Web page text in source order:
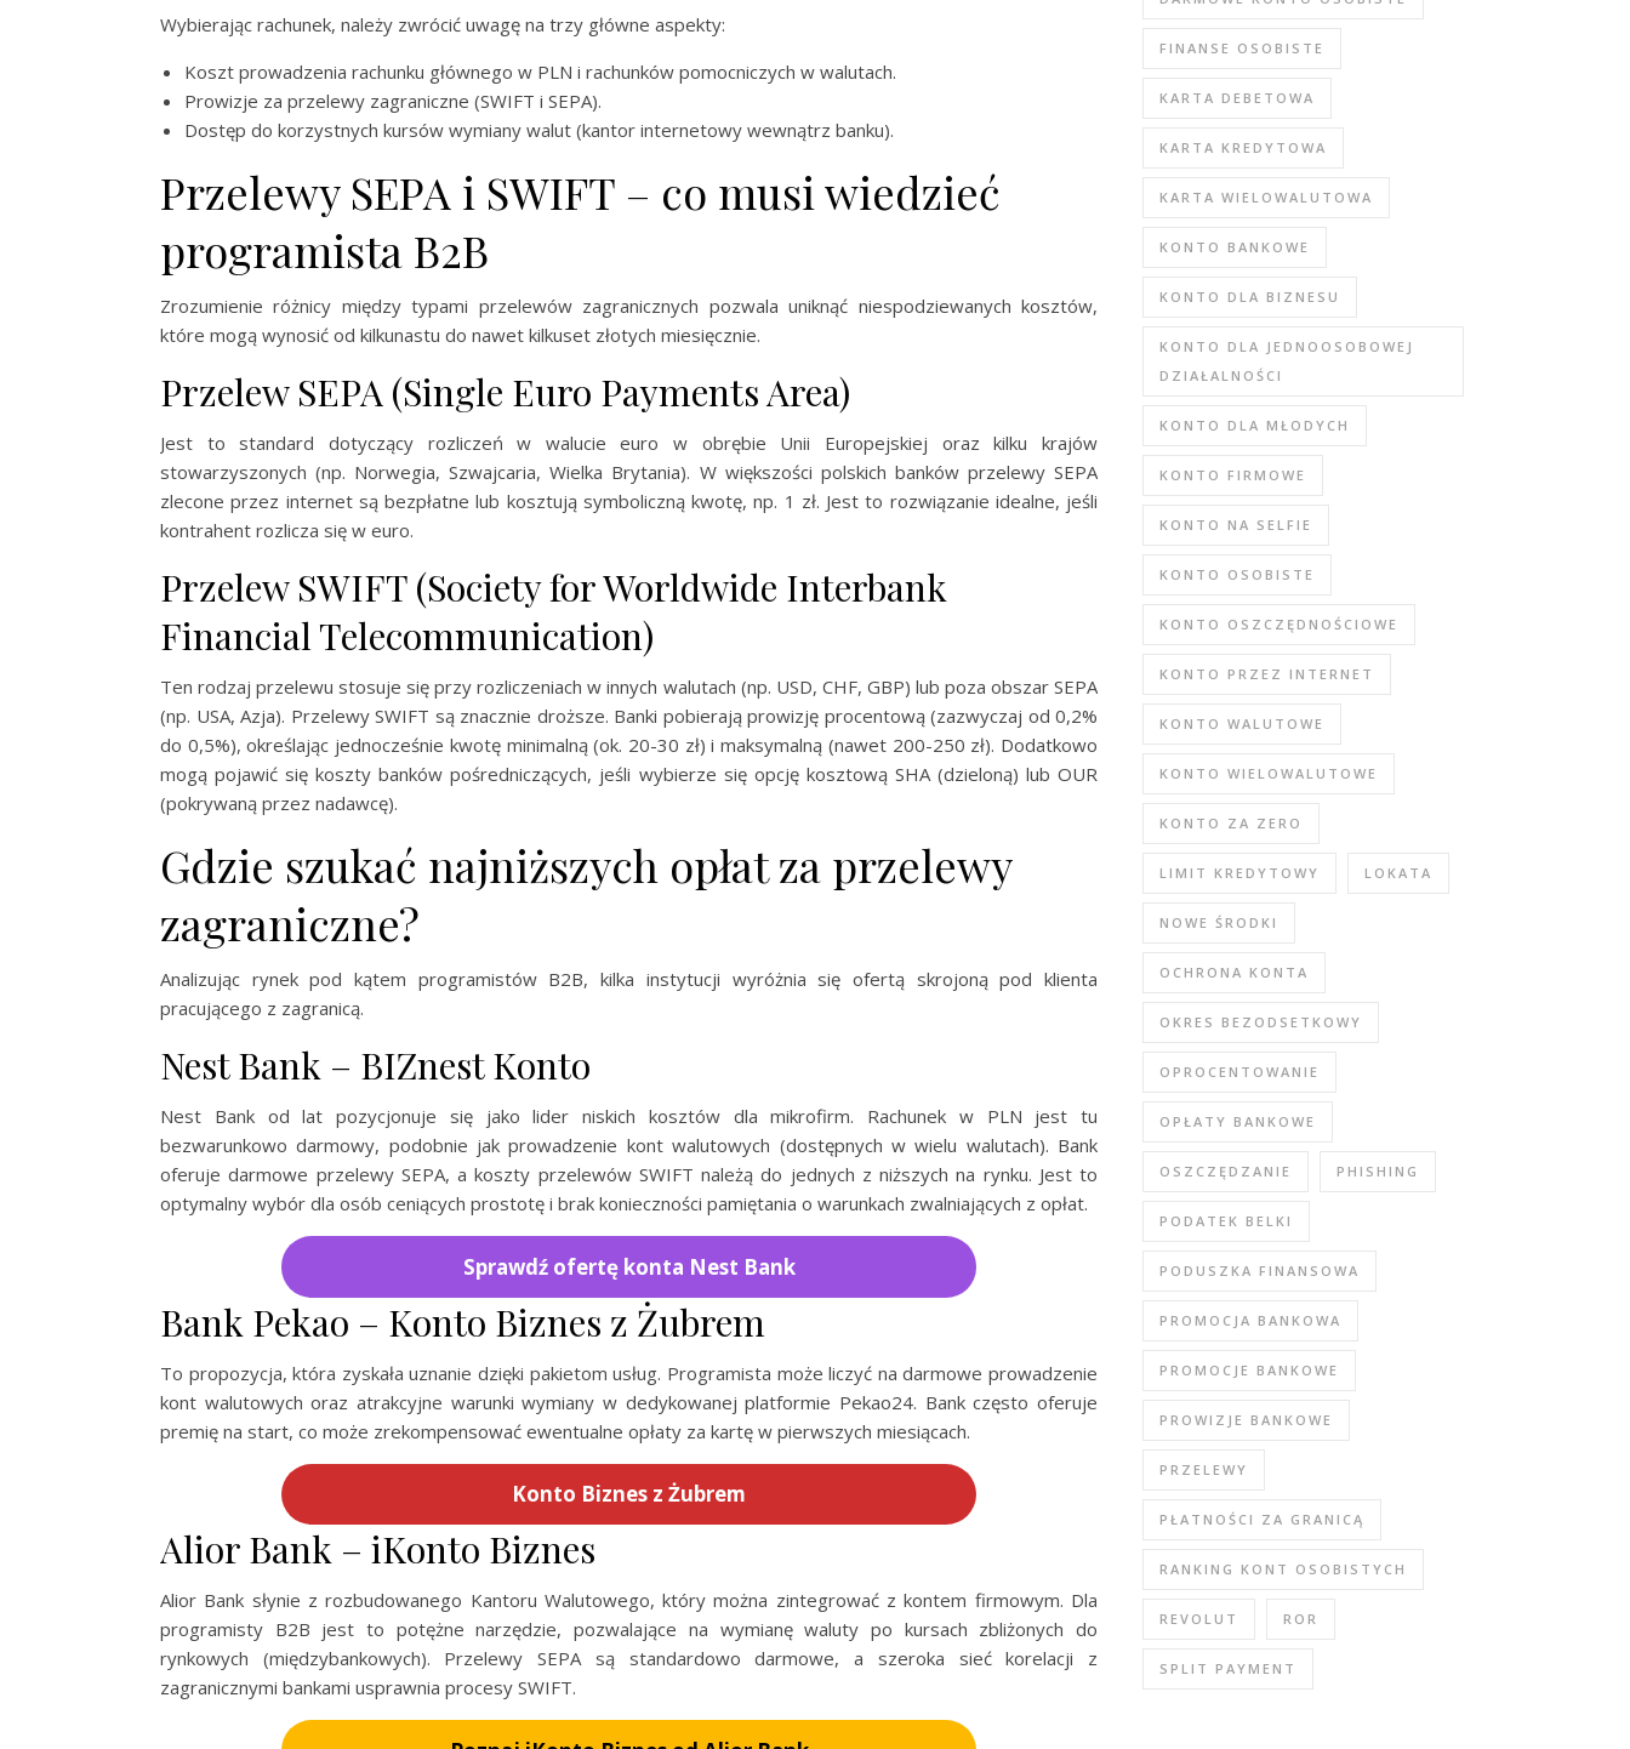
Wybierając rachunek, należy zwrócić uwagę na trzy główne aspekty:
Koszt prowadzenia rachunku głównego w PLN i rachunków pomocniczych w walutach.
Prowizje za przelewy zagraniczne (SWIFT i SEPA).
Dostęp do korzystnych kursów wymiany walut (kantor internetowy wewnątrz banku).
Przelewy SEPA i SWIFT – co musi wiedzieć
programista B2B
Zrozumienie różnicy między typami przelewów zagranicznych pozwala uniknąć niespodziewanych kosztów,
które mogą wynosić od kilkunastu do nawet kilkuset złotych miesięcznie.
Przelew SEPA (Single Euro Payments Area)
Jest to standard dotyczący rozliczeń w walucie euro w obrębie Unii Europejskiej oraz kilku krajów
stowarzyszonych (np. Norwegia, Szwajcaria, Wielka Brytania). W większości polskich banków przelewy SEPA
zlecone przez internet są bezpłatne lub kosztują symboliczną kwotę, np. 1 zł. Jest to rozwiązanie idealne, jeśli
kontrahent rozlicza się w euro.
Przelew SWIFT (Society for Worldwide Interbank
Financial Telecommunication)
Ten rodzaj przelewu stosuje się przy rozliczeniach w innych walutach (np. USD, CHF, GBP) lub poza obszar SEPA
(np. USA, Azja). Przelewy SWIFT są znacznie droższe. Banki pobierają prowizję procentową (zazwyczaj od 0,2%
do 0,5%), określając jednocześnie kwotę minimalną (ok. 20-30 zł) i maksymalną (nawet 200-250 zł). Dodatkowo
mogą pojawić się koszty banków pośredniczących, jeśli wybierze się opcję kosztową SHA (dzieloną) lub OUR
(pokrywaną przez nadawcę).
Gdzie szukać najniższych opłat za przelewy
zagraniczne?
Analizując rynek pod kątem programistów B2B, kilka instytucji wyróżnia się ofertą skrojoną pod klienta
pracującego z zagranicą.
Nest Bank – BIZnest Konto
Nest Bank od lat pozycjonuje się jako lider niskich kosztów dla mikrofirm. Rachunek w PLN jest tu
bezwarunkowo darmowy, podobnie jak prowadzenie kont walutowych (dostępnych w wielu walutach). Bank
oferuje darmowe przelewy SEPA, a koszty przelewów SWIFT należą do jednych z niższych na rynku. Jest to
optymalny wybór dla osób ceniących prostotę i brak konieczności pamiętania o warunkach zwalniających z opłat.
Sprawdź ofertę konta Nest Bank
Bank Pekao – Konto Biznes z Żubrem
To propozycja, która zyskała uznanie dzięki pakietom usług. Programista może liczyć na darmowe prowadzenie
kont walutowych oraz atrakcyjne warunki wymiany w dedykowanej platformie Pekao24. Bank często oferuje
premię na start, co może zrekompensować ewentualne opłaty za kartę w pierwszych miesiącach.
Konto Biznes z Żubrem
Alior Bank – iKonto Biznes
Alior Bank słynie z rozbudowanego Kantoru Walutowego, który można zintegrować z kontem firmowym. Dla
programisty B2B jest to potężne narzędzie, pozwalające na wymianę waluty po kursach zbliżonych do
rynkowych (międzybankowych). Przelewy SEPA są standardowo darmowe, a szeroka sieć korelacji z
zagranicznymi bankami usprawnia procesy SWIFT.
FINANSE OSOBISTE
KARTA DEBETOWA
KARTA KREDYTOWA
KARTA WIELOWALUTOWA
KONTO BANKOWE
KONTO DLA BIZNESU
KONTO DLA JEDNOOSOBOWEJ
DZIAŁALNOŚCI
KONTO DLA MŁODYCH
KONTO FIRMOWE
KONTO NA SELFIE
KONTO OSOBISTE
KONTO OSZCZĘDNOŚCIOWE
KONTO PRZEZ INTERNET
KONTO WALUTOWE
KONTO WIELOWALUTOWE
KONTO ZA ZERO
LIMIT KREDYTOWY LOKATA
NOWE ŚRODKI
OCHRONA KONTA
OKRES BEZODSETKOWY
OPROCENTOWANIE
OPŁATY BANKOWE
OSZCZĘDZANIE PHISHING
PODATEK BELKI
PODUSZKA FINANSOWA
PROMOCJA BANKOWA
PROMOCJE BANKOWE
PROWIZJE BANKOWE
PRZELEWY
PŁATNOŚCI ZA GRANICĄ
RANKING KONT OSOBISTYCH
REVOLUT ROR
SPLIT PAYMENT